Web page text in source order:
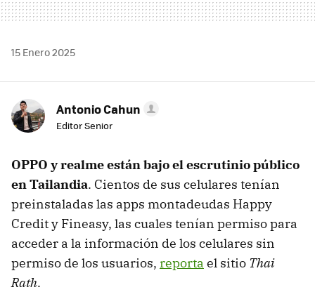
15 Enero 2025
Antonio Cahun
Editor Senior
OPPO y realme están bajo el escrutinio público
en Tailandia. Cientos de sus celulares tenían
preinstaladas las apps montadeudas Happy
Credit y Fineasy, las cuales tenían permiso para
acceder a la información de los celulares sin
permiso de los usuarios, reporta el sitio Thai
Rath.